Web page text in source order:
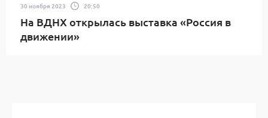
30 ноября 2023 20:50
На ВДНХ открылась выставка «Россия в
движении»